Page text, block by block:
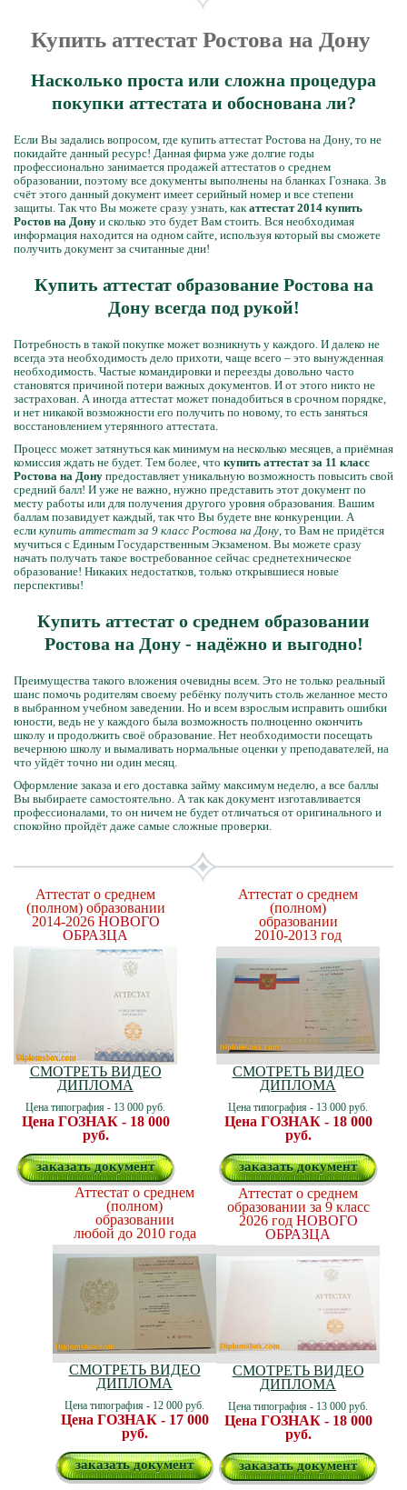
Купить аттестат Ростова на Дону
Насколько проста или сложна процедура
покупки аттестата и обоснована ли?
Если Вы задались вопросом, где купить аттестат Ростова на Дону, то не
покидайте данный ресурс! Данная фирма уже долгие годы
профессионально занимается продажей аттестатов о среднем
образовании, поэтому все документы выполнены на бланках Гознака. Зв
счёт этого данный документ имеет серийный номер и все степени
защиты. Так что Вы можете сразу узнать, какаттестат 2014 купить
Ростов на Дону и сколько это будет Вам стоить. Вся необходимая
информация находится на одном сайте, используя который вы сможете
получить документ за считанные дни!
Купить аттестат образование Ростова на
Дону всегда под рукой!
Потребность в такой покупке может возникнуть у каждого. И далеко не
всегда эта необходимость дело прихоти, чаще всего – это вынужденная
необходимость. Частые командировки и переезды довольно часто
становятся причиной потери важных документов. И от этого никто не
застрахован. А иногда аттестат может понадобиться в срочном порядке,
и нет никакой возможности его получить по новому, то есть заняться
восстановлением утерянного аттестата.
Процесс может затянуться как минимум на несколько месяцев, а приёмная
комиссия ждать не будет. Тем более, что купить аттестат за 11 класс
Ростова на Дону предоставляет уникальную возможность повысить свой
средний балл! И уже не важно, нужно представить этот документ по
месту работы или для получения другого уровня образования. Вашим
баллам позавидует каждый, так что Вы будете вне конкуренции. А
если купить аттестат за 9 класс Ростова на Дону, то Вам не придётся
мучиться с Единым Государственным Экзаменом. Вы можете сразу
начать получать такое востребованное сейчас среднетехническое
образование! Никаких недостатков, только открывшиеся новые
перспективы!
Купить аттестат о среднем образовании
Ростова на Дону - надёжно и выгодно!
Преимущества такого вложения очевидны всем. Это не только реальный
шанс помочь родителям своему ребёнку получить столь желанное место
в выбранном учебном заведении. Но и всем взрослым исправить ошибки
юности, ведь не у каждого была возможность полноценно окончить
школу и продолжить своё образование. Нет необходимости посещать
вечернюю школу и вымаливать нормальные оценки у преподавателей, на
что уйдёт точно ни один месяц.
Оформление заказа и его доставка займу максимум неделю, а все баллы
Вы выбираете самостоятельно. А так как документ изготавливается
профессионалами, то он ничем не будет отличаться от оригинального и
спокойно пройдёт даже самые сложные проверки.
Аттестат о среднем
(полном) образовании
2014-2026 НОВОГО
ОБРАЗЦА
СМОТРЕТЬ ВИДЕО
ДИПЛОМА
Цена типография - 13 000 руб.
Цена ГОЗНАК - 18 000
руб.
заказать документ
Аттестат о среднем
(полном)
образовании
2010-2013 год
СМОТРЕТЬ ВИДЕО
ДИПЛОМА
Цена типография - 13 000 руб.
Цена ГОЗНАК - 18 000
руб.
заказать документ
Аттестат о среднем
(полном)
образовании
любой до 2010 года
СМОТРЕТЬ ВИДЕО
ДИПЛОМА
Цена типография - 12 000 руб.
Цена ГОЗНАК - 17 000
руб.
заказать документ
Аттестат о среднем
образовании за 9 класс
2026 год НОВОГО
ОБРАЗЦА
СМОТРЕТЬ ВИДЕО
ДИПЛОМА
Цена типография - 13 000 руб.
Цена ГОЗНАК - 18 000
руб.
заказать документ